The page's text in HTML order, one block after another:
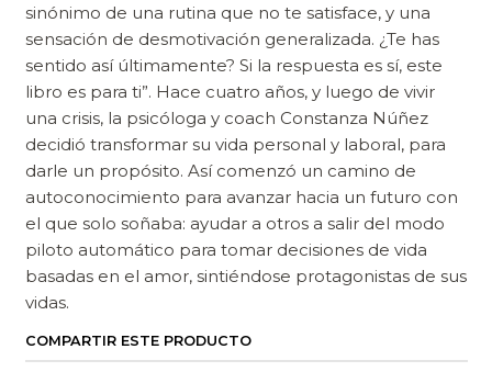
sinónimo de una rutina que no te satisface, y una
sensación de desmotivación generalizada. ¿Te has
sentido así últimamente? Si la respuesta es sí, este
libro es para ti”. Hace cuatro años, y luego de vivir
una crisis, la psicóloga y coach Constanza Núñez
decidió transformar su vida personal y laboral, para
darle un propósito. Así comenzó un camino de
autoconocimiento para avanzar hacia un futuro con
el que solo soñaba: ayudar a otros a salir del modo
piloto automático para tomar decisiones de vida
basadas en el amor, sintiéndose protagonistas de sus
vidas.
COMPARTIR ESTE PRODUCTO